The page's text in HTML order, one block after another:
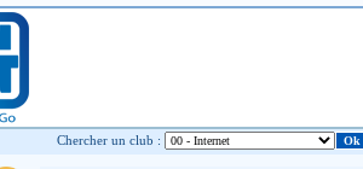
Chercher un club :